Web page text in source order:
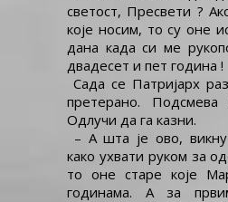
светост, Пресвети ?
које носим, то су оне
дана када си ме
двадесет и пет година !
Сада се Патријарх
претерано.
Одлучи да га казни.
– А шта је ово,
како ухвати руком за
то оне старе које
годинама. А за